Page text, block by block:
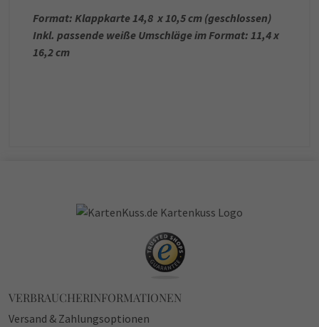
Format: Klappkarte 14,8 x 10,5 cm (geschlossen)
Inkl. passende weiße Umschläge im Format: 11,4 x
16,2 cm
VERBRAUCHERINFORMATIONEN
Versand & Zahlungsoptionen